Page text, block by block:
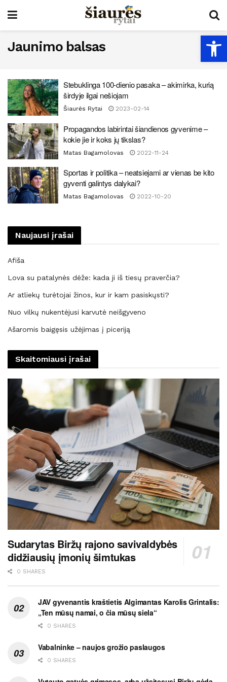
Jaunimo balsas
Stebuklinga 100-dienio pasaka – akimirka, kurią
širdyje ilgai nešiojam
Šiaurės Rytai 2023-02-14
Propagandos labirintai šiandienos gyvenime –
kokie jie ir koks jų tikslas?
Matas Bagamolovas 2022-11-24
Sportas ir politika – neatsiejami ar vienas be kito
gyventi galintys dalykai?
Matas Bagamolovas 2022-10-20
Naujausi įrašai
Afiša
Lova su patalynės dėže: kada ji iš tiesų praverčia?
Ar atliekų turėtojai žinos, kur ir kam pasiskųsti?
Nuo vilkų nukentėjusi karvutė neišgyveno
Ašaromis baigęsis užėjimas į piceriją
Skaitomiausi įrašai
Sudarytas Biržų rajono savivaldybės
didžiausių įmonių šimtukas
0 SHARES
JAV gyvenantis kraštietis Algimantas Karolis Grintalis:
„Ten mūsų namai, o čia mūsų siela“
0 SHARES
Vabalninke – naujos grožio paslaugos
0 SHARES